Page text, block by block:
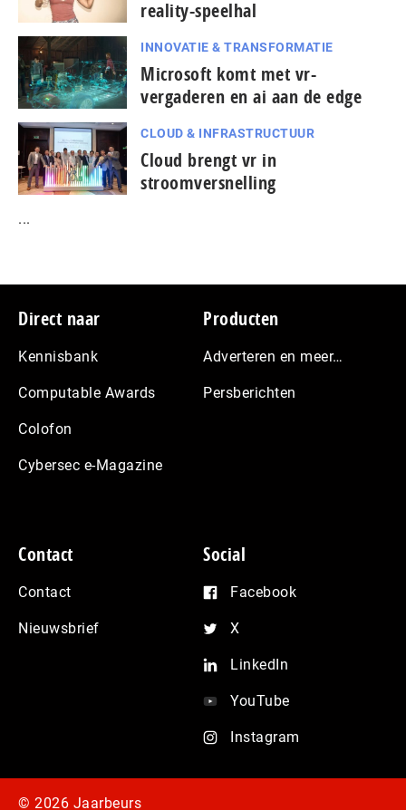
reality-speelhal
INNOVATIE & TRANSFORMATIE
Microsoft komt met vr-
vergaderen en ai aan de edge
CLOUD & INFRASTRUCTUUR
Cloud brengt vr in
stroomversnelling
...
Footer
Direct naar
Kennisbank
Computable Awards
Colofon
Cybersec e-Magazine
Producten
Adverteren en meer…
Persberichten
Contact
Contact
Nieuwsbrief
Social
Facebook
X
LinkedIn
YouTube
Instagram
© 2026 Jaarbeurs